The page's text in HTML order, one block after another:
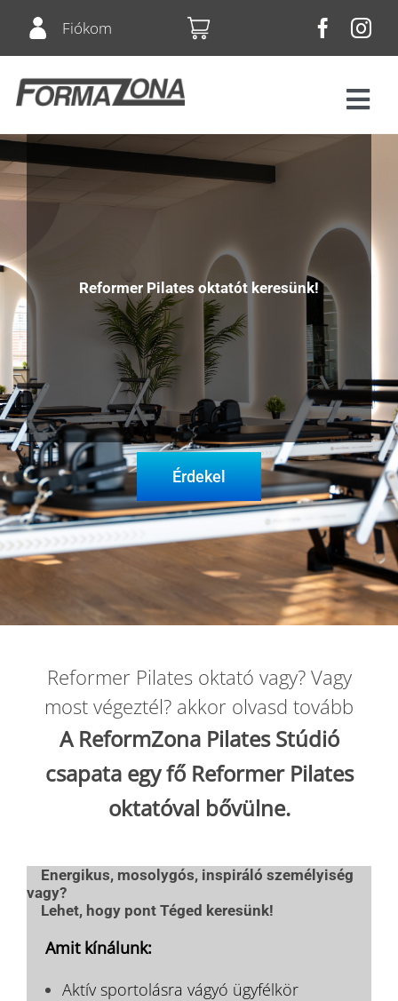
content
Fiókom
Csoportos órák
Squash
Árlista
Blog
Wellness
Rólunk
Kapcsolat
Karrier
Reformer Pilates oktatót keresünk!
Érdekel
Reformer Pilates oktató vagy? Vagy
most végeztél? akkor olvasd tovább
A ReformZona Pilates Stúdió
csapata egy fő Reformer Pilates
oktatóval bővülne.
Energikus, mosolygós, inspiráló személyiség
vagy?
Lehet, hogy pont Téged keresünk!
Amit kínálunk:
Aktív sportolásra vágyó ügyfélkör